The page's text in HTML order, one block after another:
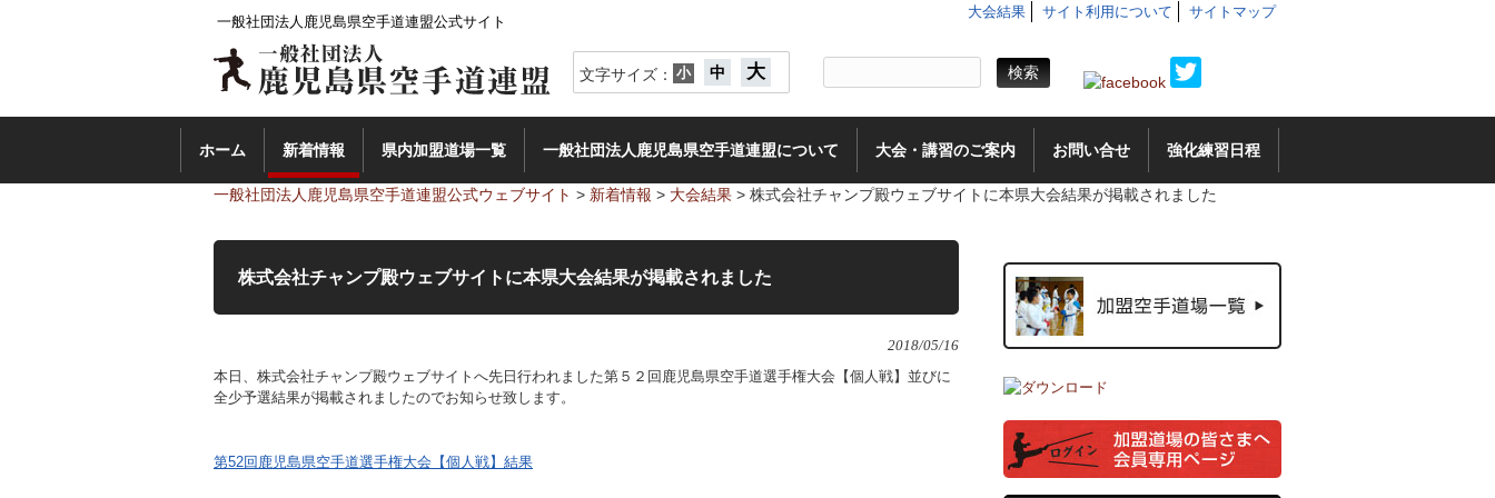
一般社団法人鹿児島県空手道連盟公式サイト
大会結果 サイト利用について サイトマップ
文字サイズ： 小 中 大
ホーム 新着情報 県内加盟道場一覧 一般社団法人鹿児島県空手道連盟について 大会・講習のご案内 お問い合せ 強化練習日程
一般社団法人鹿児島県空手道連盟公式ウェブサイト > 新着情報 > 大会結果 > 株式会社チャンプ殿ウェブサイトに本県大会結果が掲載されました
株式会社チャンプ殿ウェブサイトに本県大会結果が掲載されました
2018/05/16
本日、株式会社チャンプ殿ウェブサイトへ先日行われました第５２回鹿児島県空手道選手権大会【個人戦】並びに
全少予選結果が掲載されましたのでお知らせ致します。
第52回鹿児島県空手道選手権大会【個人戦】結果